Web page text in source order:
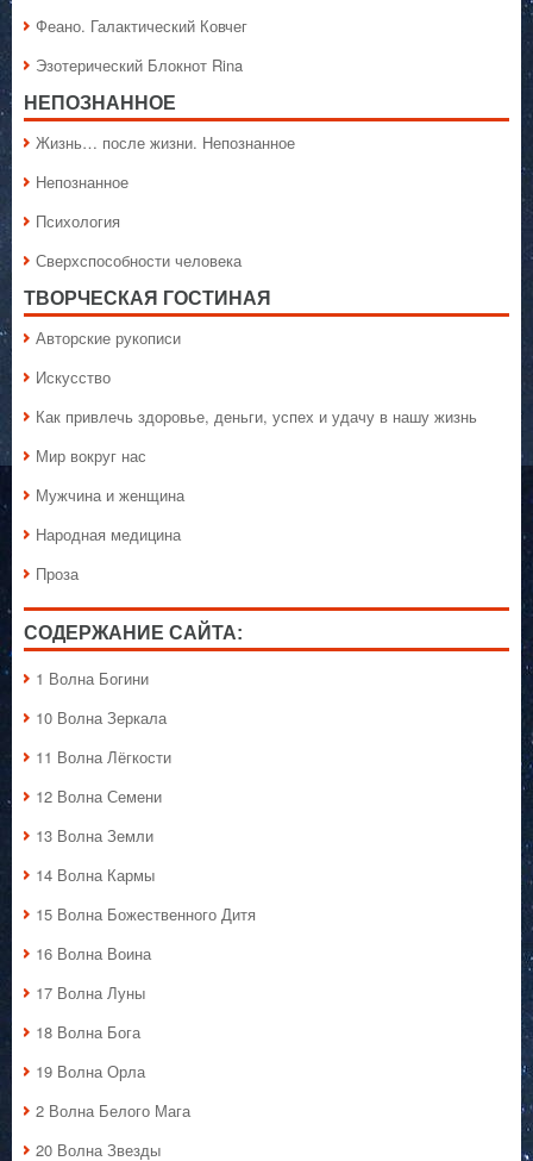
Феано. Галактический Ковчег
Эзотерический Блокнот Rina
НЕПОЗНАННОЕ
Жизнь… после жизни. Непознанное
Непознанное
Психология
Сверхспособности человека
ТВОРЧЕСКАЯ ГОСТИНАЯ
Авторские рукописи
Искусство
Как привлечь здоровье, деньги, успех и удачу в нашу жизнь
Мир вокруг нас
Мужчина и женщина
Народная медицина
Проза
СОДЕРЖАНИЕ САЙТА:
1 Волна Богини
10 Волна Зеркала
11 Волна Лёгкости
12 Волна Семени
13 Волна Земли
14 Волна Кармы
15 Волна Божественного Дитя
16 Волна Воина
17 Волна Луны
18 Волна Бога
19 Волна Орла
2 Волна Белого Мага
20 Волна Звезды